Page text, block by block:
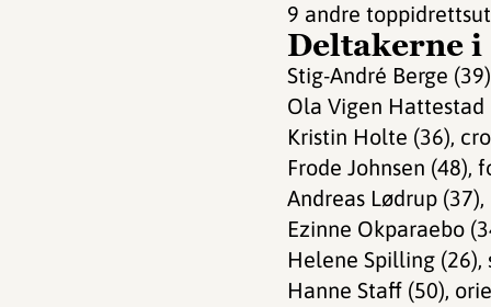
9 andre
Deltakerne i
Stig-André Berge
Ola Vigen Hattestad
Kristin Holte (36),
Frode Johnsen (48),
Andreas Lødrup
Ezinne Okparaebo
Helene Spilling (26),
Hanne Staff (50),